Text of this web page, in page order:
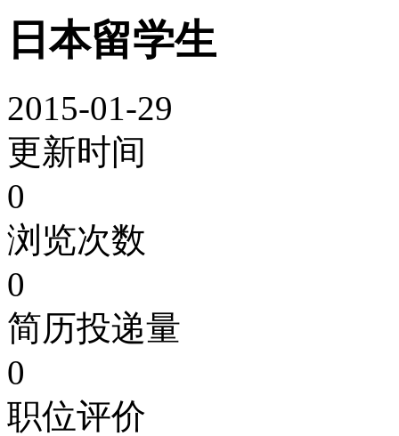
日本留学生
2015-01-29
更新时间
0
浏览次数
0
简历投递量
0
职位评价